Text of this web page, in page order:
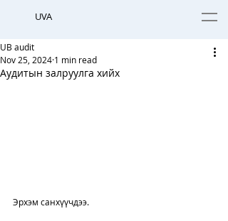
UVA
Аудитын залруулга хийх
UB audit
Nov 25, 2024 1 min read
Эрхэм санхүүчдээ.